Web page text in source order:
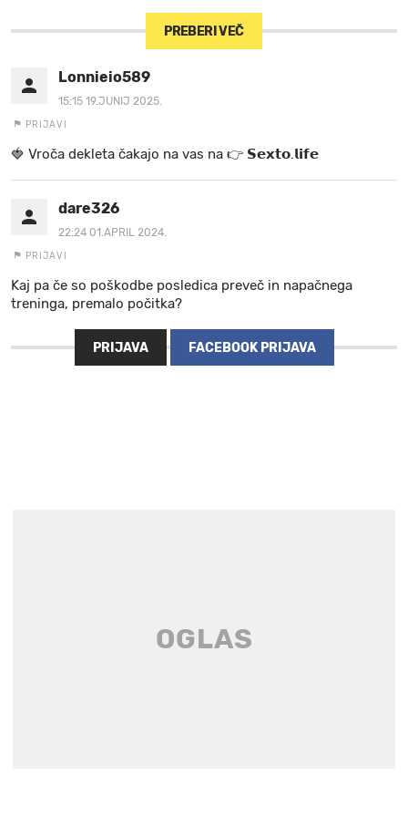
PREBERI VEČ
Lonnieio589
15:15 19.JUNIJ 2025.
PRIJAVI
🍓 V r o č a d e k l e t a ča k a jo na va s n a 👉 𝗦𝗲𝘅𝘁𝗼.𝗹𝗶𝗳𝗲
dare326
22:24 01.APRIL 2024.
PRIJAVI
Kaj pa če so poškodbe posledica preveč in napačnega
treninga, premalo počitka?
PRIJAVA FACEBOOK PRIJAVA